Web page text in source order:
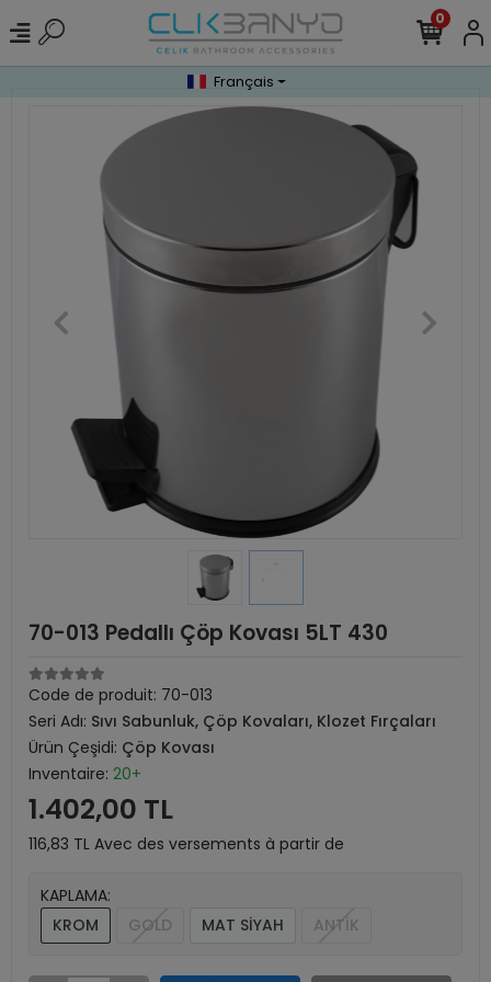
0
Français
70-013 Pedallı Çöp Kovası 5LT 430
Code de produit: 70-013
Seri Adı: Sıvı Sabunluk, Çöp Kovaları, Klozet Fırçaları
Ürün Çeşidi: Çöp Kovası
Inventaire: 20+
1.402,00 TL
116,83 TL Avec des versements à partir de
KAPLAMA:
KROM
GOLD MAT SİYAH ANTİK